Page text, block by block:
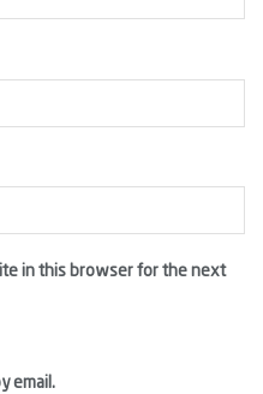
in this browser for the next
email.